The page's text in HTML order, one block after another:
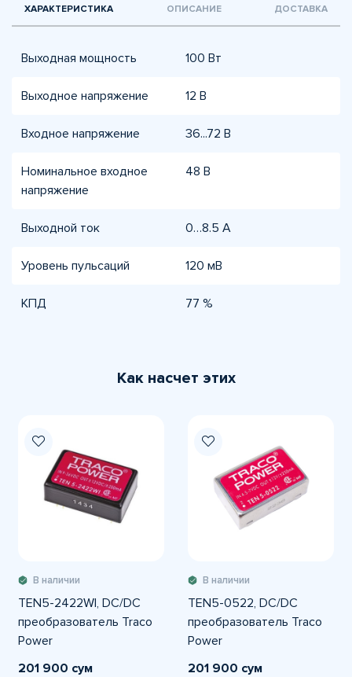
ХАРАКТЕРИСТИКА ОПИСАНИЕ ДОСТАВКА
Выходная мощность 100 Вт
Выходное напряжение 12 В
Входное напряжение 36...72 В
Номинальное входное
напряжение
48 В
Выходной ток 0…8.5 А
Уровень пульсаций 120 мВ
КПД 77 %
Как насчет этих
В наличии
TEN5-2422WI, DC/DC
преобразователь Traco
Power
201 900 сум
В наличии
TEN5-0522, DC/DC
преобразователь Traco
Power
201 900 сум